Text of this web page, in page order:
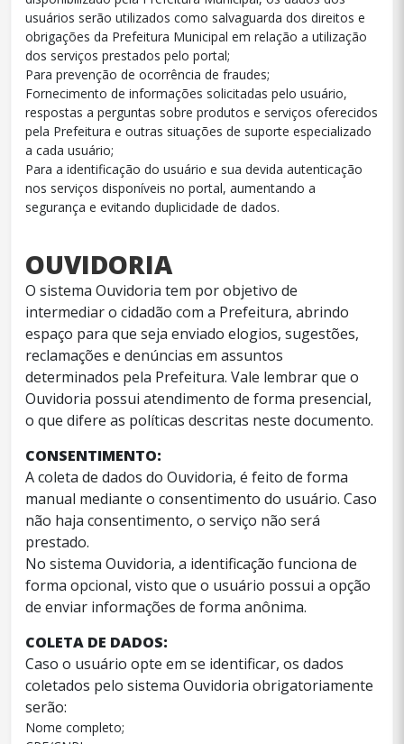
usuários serão utilizados como salvaguarda dos direitos e
obrigações da Prefeitura Municipal em relação a utilização
dos serviços prestados pelo portal;
Para prevenção de ocorrência de fraudes;
Fornecimento de informações solicitadas pelo usuário,
respostas a perguntas sobre produtos e serviços oferecidos
pela Prefeitura e outras situações de suporte especializado
a cada usuário;
Para a identificação do usuário e sua devida autenticação
nos serviços disponíveis no portal, aumentando a
segurança e evitando duplicidade de dados.
OUVIDORIA
O sistema Ouvidoria tem por objetivo de
intermediar o cidadão com a Prefeitura, abrindo
espaço para que seja enviado elogios, sugestões,
reclamações e denúncias em assuntos
determinados pela Prefeitura. Vale lembrar que o
Ouvidoria possui atendimento de forma presencial,
o que difere as políticas descritas neste documento.
CONSENTIMENTO:
A coleta de dados do Ouvidoria, é feito de forma
manual mediante o consentimento do usuário. Caso
não haja consentimento, o serviço não será
prestado.
No sistema Ouvidoria, a identificação funciona de
forma opcional, visto que o usuário possui a opção
de enviar informações de forma anônima.
COLETA DE DADOS:
Caso o usuário opte em se identificar, os dados
coletados pelo sistema Ouvidoria obrigatoriamente
serão:
Nome completo;